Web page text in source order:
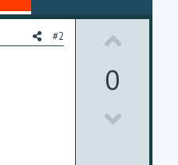
#2
0